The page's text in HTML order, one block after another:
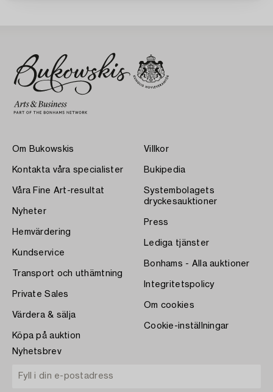
Om Bukowskis
Kontakta våra specialister
Våra Fine Art-resultat
Nyheter
Hemvärdering
Kundservice
Transport och uthämtning
Private Sales
Värdera & sälja
Köpa på auktion
Villkor
Bukipedia
Systembolagets
dryckesauktioner
Press
Lediga tjänster
Bonhams - Alla auktioner
Integritetspolicy
Om cookies
Cookie-inställningar
Nyhetsbrev